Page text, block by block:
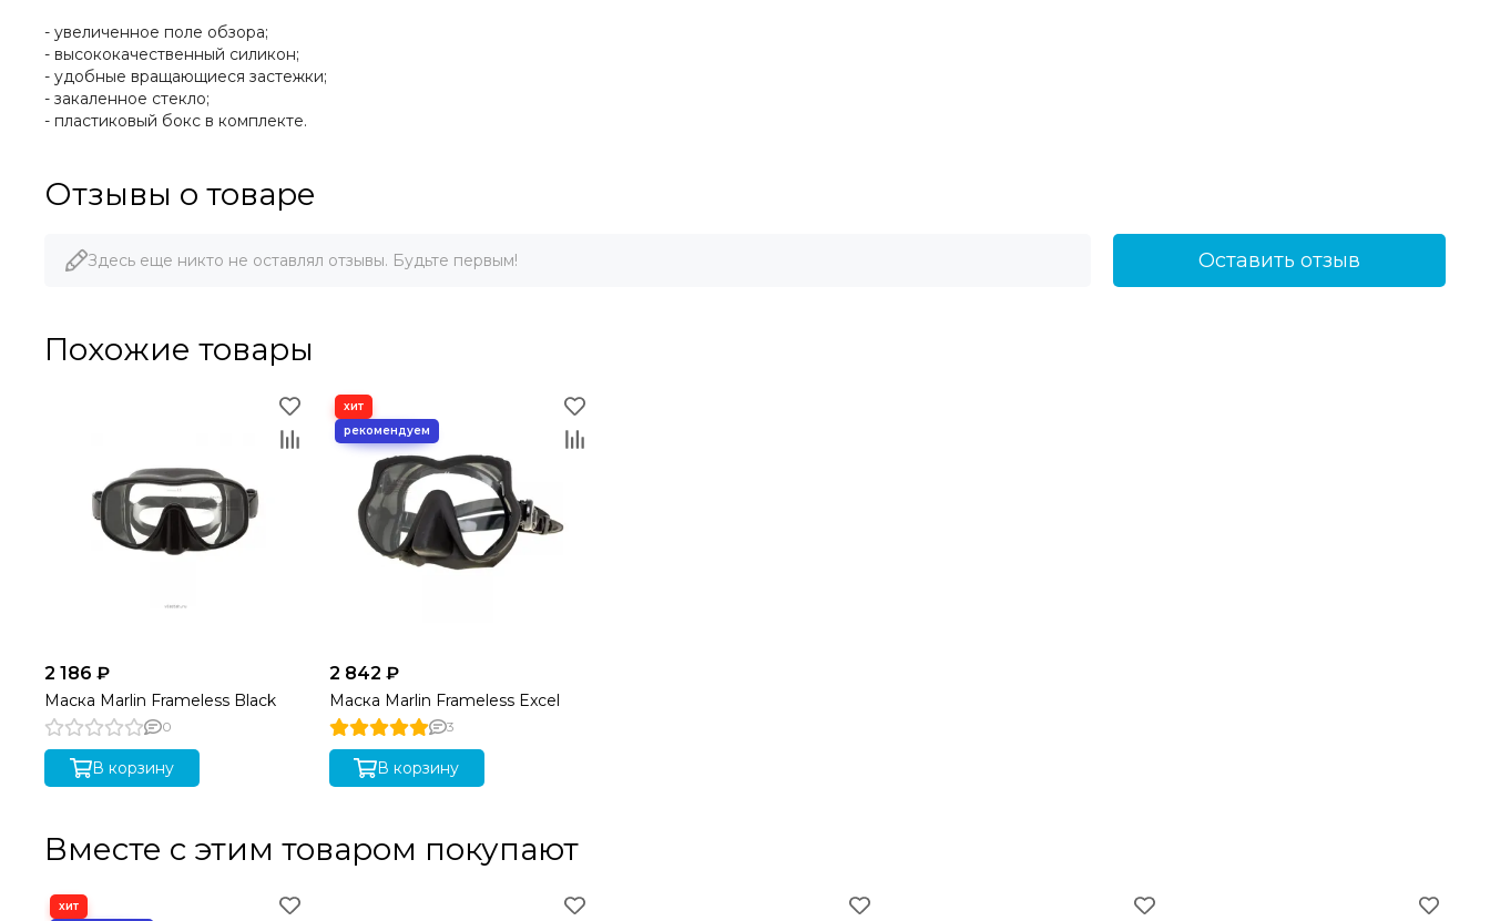
- увеличенное поле обзора;
- высококачественный силикон;
- удобные вращающиеся застежки;
- закаленное стекло;
- пластиковый бокс в комплекте.
Отзывы о товаре
Здесь еще никто не оставлял отзывы. Будьте первым! Оставить отзыв
Похожие товары
2 186 ₽
Маска Marlin Frameless Black
0
В корзину
2 842 ₽
Маска Marlin Frameless Excel
3
В корзину
Вместе с этим товаром покупают